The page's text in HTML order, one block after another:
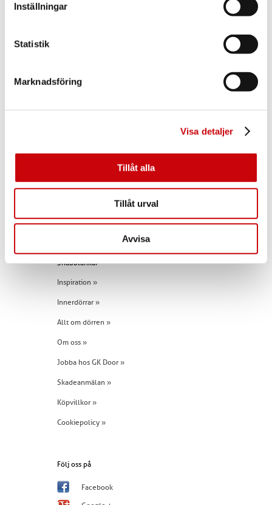
Inställningar
Statistik
Marknadsföring
Visa detaljer
Tillåt alla
Tillåt urval
Avvisa
Här finns vi
Kontakta oss
info@gkdoor.se
Tel:+46 (0)960 - 203 25
Snabblänkar
Inspiration »
Innerdörrar »
Allt om dörren »
Om oss »
Jobba hos GK Door »
Skadeanmälan »
Köpvillkor »
Cookiepolicy »
Följ oss på
Facebook